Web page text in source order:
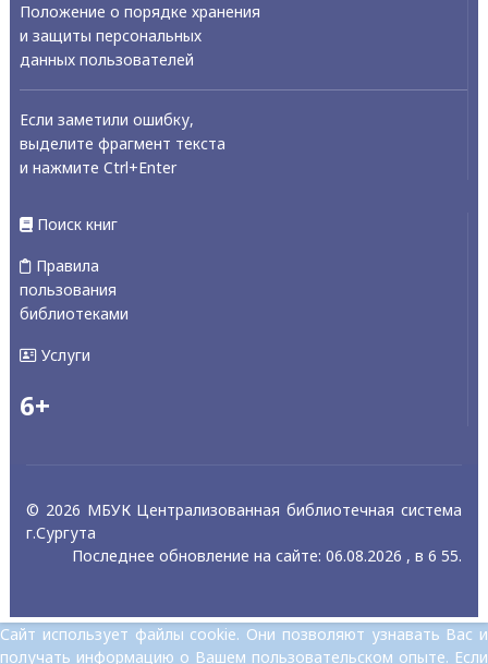
Положение о порядке хранения
и защиты персональных
данных пользователей
Если заметили ошибку,
выделите фрагмент текста
и нажмите Ctrl+Enter
Поиск книг
Правила
пользования
библиотеками
Услуги
6+
© 2026 МБУК Централизованная библиотечная система
г.Сургута
Последнее обновление на сайте: 06.08.2026 , в 6 55.
Сайт использует файлы cookie. Они позволяют узнавать Вас и
получать информацию о Вашем пользовательском опыте. Если